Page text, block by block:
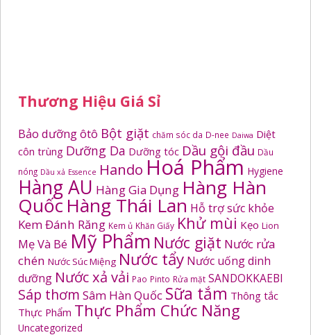
Thương Hiệu Giá Sỉ
Bảo dưỡng ôtô Bột giặt chăm sóc da D-nee Daiwa Diệt
côn trùng Dưỡng Da Dưỡng tóc Dầu gội đầu Dầu
nóng Dầu xả Essence Hando Hoá Phẩm Hygiene
Hàng AU Hàng Gia Dụng Hàng Hàn
Quốc Hàng Thái Lan Hỗ trợ sức khỏe
Kem Đánh Răng Kem ủ Khăn Giấy Khử mùi Kẹo Lion
Mẹ Và Bé Mỹ Phẩm Nước giặt Nước rửa
chén Nước Súc Miệng Nước tẩy Nước uống dinh
dưỡng Nước xả vải Pao Pinto Rửa mặt SANDOKKAEBI
Sáp thơm Sâm Hàn Quốc Sữa tắm Thông tắc
Thực Phẩm Thực Phẩm Chức Năng
Uncategorized